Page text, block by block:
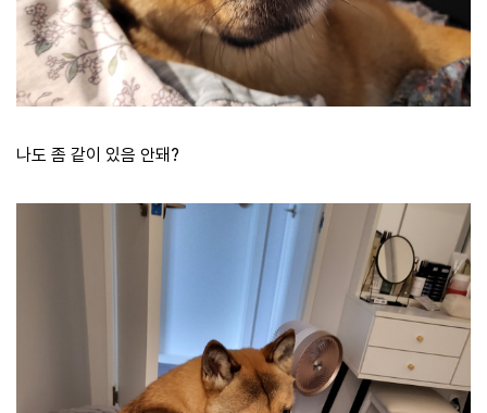
나도 좀 같이 있음 안돼?